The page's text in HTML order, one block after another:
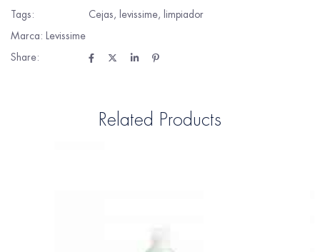
Tags:
Cejas, levissime, limpiador
Marca: Levissime
Share:
Related Products